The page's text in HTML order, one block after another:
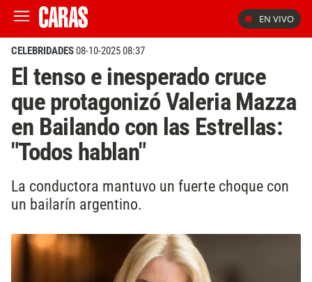
EN VIVO
CELEBRIDADES08-10-2025 08:37
El tenso e inesperado cruce
que protagonizó Valeria Mazza
en Bailando con las Estrellas:
"Todos hablan"
La conductora mantuvo un fuerte choque con
un bailarín argentino.